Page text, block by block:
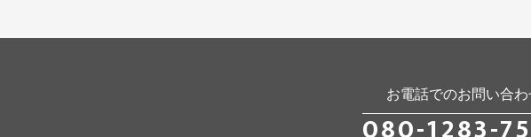
お電話でのお問い合わ